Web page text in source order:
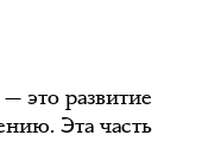
это развитие
Эта часть